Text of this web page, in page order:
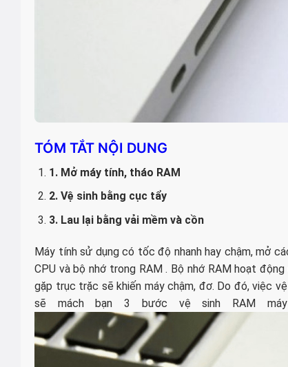
TÓM TẮT NỘI DUNG
1. Mở máy tính, tháo RAM
2. Vệ sinh bằng cục tẩy
3. Lau lại bằng vải mềm và cồn
Máy tính sử dụng có tốc độ nhanh hay chậm, mở
CPU và bộ nhớ trong RAM . Bộ nhớ RAM hoạt
gặp trục trặc sẽ khiến máy chậm, đơ. Do đó, việc
sẽ mách bạn 3 bước vệ sinh RAM